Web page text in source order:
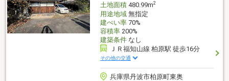
土地面積480.99m2
用途地域無指定
建ぺい率70%
容積率200%
建築条件なし
ＪＲ福知山線 柏原駅 徒歩16分
その他の交通
兵庫県丹波市柏原町東奥